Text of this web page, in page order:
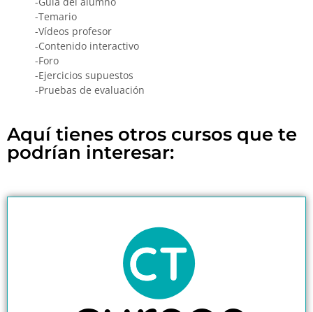
-Temario
-Vídeos profesor
-Contenido interactivo
-Foro
-Ejercicios supuestos
-Pruebas de evaluación
Aquí tienes otros cursos que te
podrían interesar: